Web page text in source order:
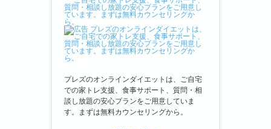
プレズのオンラインダイエットは、ご自宅
での家トレ支援、食事サポート、質問・相
談し放題の安心プランをご用意していま
す。まずは無料カウンセリングから。